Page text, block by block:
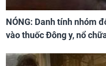
NÓNG: Danh tính nhóm
vào thuốc Đông y, nổ